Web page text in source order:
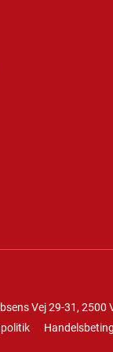
Vej 29-31, 2500